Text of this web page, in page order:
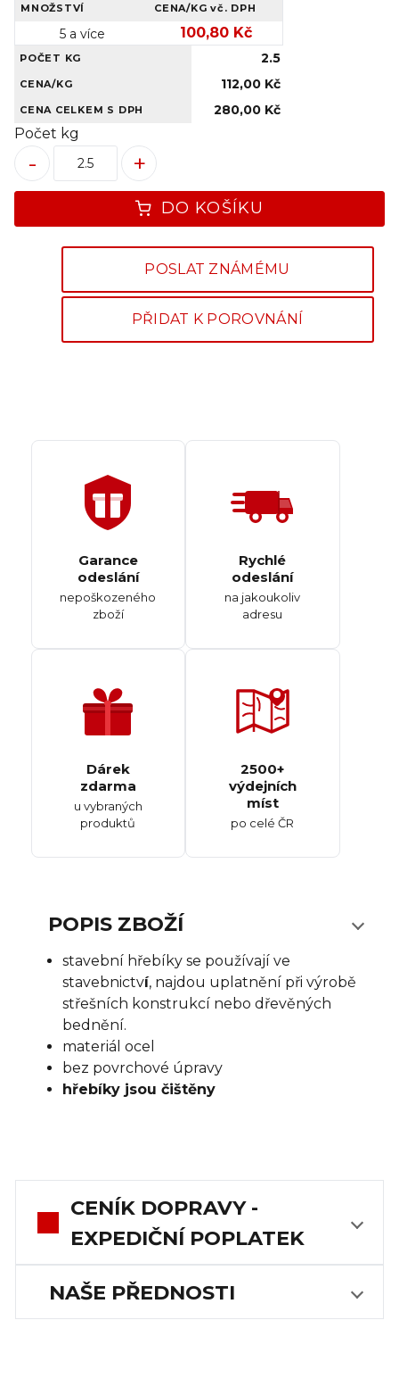
MNOŽSTVÍ CENA/KGvč. DPH
5 a více 100,80 Kč
POČET KG 2.5
CENA/KG 112,00 Kč
CENA CELKEM S DPH 280,00 Kč
Počet kg
+
-
DO KOŠÍKU
POSLAT ZNÁMÉMU
PŘIDAT K POROVNÁNÍ
Garance
odeslání
nepoškozeného
zboží
Rychlé
odeslání
na jakoukoliv
adresu
Dárek
zdarma
u vybraných
produktů
2500+
výdejních
míst
po celé ČR
POPIS ZBOŽÍ
stavební hřebíky se používají ve
stavebnictví, najdou uplatnění při výrobě
střešních konstrukcí nebo dřevěných
bednění.
materiál ocel
bez povrchové úpravy
hřebíky jsou čištěny
CENÍK DOPRAVY -
EXPEDIČNÍ POPLATEK
NAŠE PŘEDNOSTI